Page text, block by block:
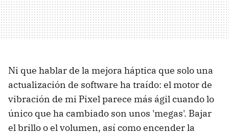
Ni que hablar de la mejora háptica que solo una
actualización de software ha traído: el motor de
vibración de mi Pixel parece más ágil cuando lo
único que ha cambiado son unos 'megas'. Bajar
el brillo o el volumen, así como encender la